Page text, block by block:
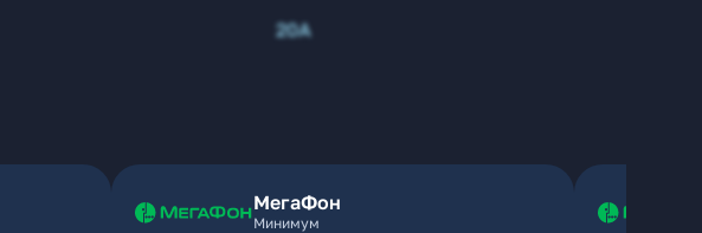
20А
МегаФон
Минимум